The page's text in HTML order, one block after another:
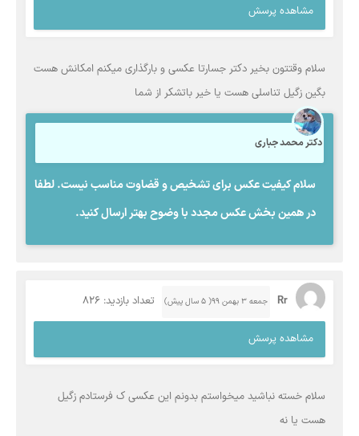
مشاهده پرسش
سلام وقتتون بخیر دکتر جسارتا عکسی و بارگذاری میکنم امکانش هست
بگین زگیل تناسلی هست یا خیر باتشکر از شما
دکتر محمد جباری
سلام کیفیت عکس برای تشخیص و قضاوت مناسب نیست. لطفا
در همین بخش عکس مجدد با وضوح بهتر ارسال کنید.
Rr جمعه ۳ بهمن ۹۹( 5 سال پیش) تعداد بازدید: 826
مشاهده پرسش
سلام خسته نباشید میخواستم بدونم این عکسی ک فرستادم زگیل
هست یا نه